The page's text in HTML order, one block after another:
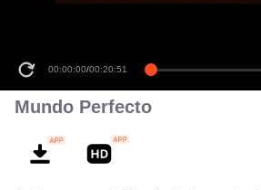
00:00:00/00:20:51
Mundo Perfecto